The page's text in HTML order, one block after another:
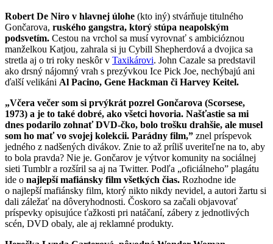
Robert De Niro v hlavnej úlohe (kto iný) stvárňuje titulného
Gončarova, ruského gangstra, ktorý stúpa neapolským
podsvetím. Cestou na vrchol sa musí vyrovnať s ambicióznou
manželkou Katjou, zahrala si ju Cybill Shepherdová a dvojica sa
stretla aj o tri roky neskôr v Taxikárovi. John Cazale sa predstavil
ako drsný nájomný vrah s prezývkou Ice Pick Joe, nechýbajú ani
ďalší velikáni Al Pacino, Gene Hackman či Harvey Keitel.
„Včera večer som si prvýkrát pozrel Gončarova (Scorsese,
1973) a je to také dobré, ako všetci hovoria. Našťastie sa mi
dnes podarilo zohnať DVD-čko, bolo trošku drahšie, ale musel
som ho mať vo svojej kolekcii. Parádny film,” znel príspevok
jedného z nadšených divákov. Znie to až príliš uveriteľne na to, aby
to bola pravda? Nie je. Gončarov je výtvor komunity na sociálnej
sieti Tumblr a rozšíril sa aj na Twitter. Podľa „oficiálneho” plagátu
ide o najlepší mafiánsky film všetkých čias. Rozhodne ide
o najlepší mafiánsky film, ktorý nikto nikdy nevidel, a autori žartu si
dali záležať na dôveryhodnosti. Čoskoro sa začali objavovať
príspevky opisujúce ťažkosti pri natáčaní, zábery z jednotlivých
scén, DVD obaly, ale aj reklamné produkty.